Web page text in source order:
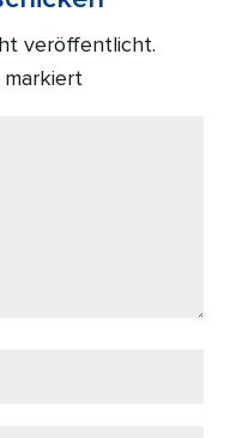
veröffentlicht.
markiert